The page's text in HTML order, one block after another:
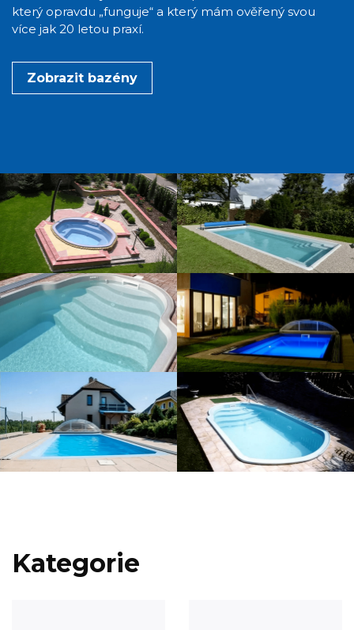
který opravdu „funguje“ a který mám ověřený svou
více jak 20 letou praxí.
Zobrazit bazény
Kategorie